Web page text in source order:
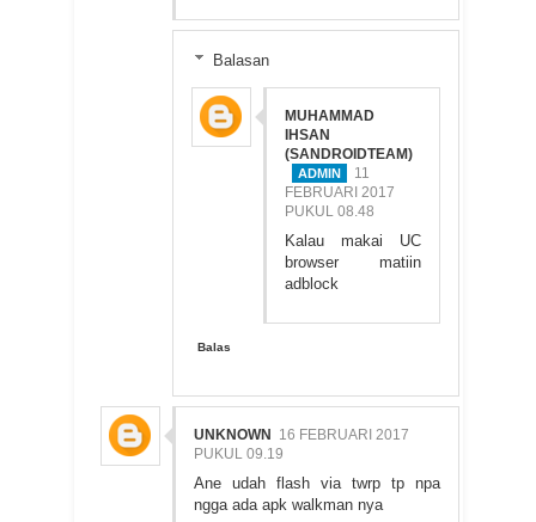
Balasan
MUHAMMAD
IHSAN
(SANDROIDTEAM)
11
FEBRUARI 2017
PUKUL 08.48
Kalau makai UC
browser matiin
adblock
Balas
UNKNOWN 16 FEBRUARI 2017
PUKUL 09.19
Ane udah flash via twrp tp npa
ngga ada apk walkman nya